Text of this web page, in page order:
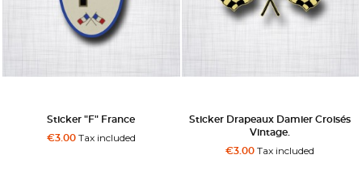
Sticker "F" France
€3.00Tax included
Sticker Drapeaux Damier Croisés
Vintage.
€3.00 Tax included